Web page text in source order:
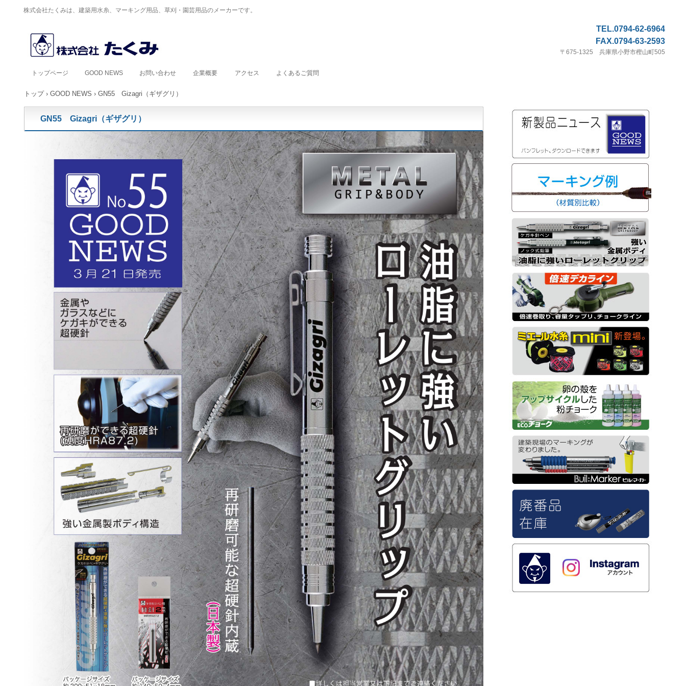
株式会社たくみは、建築用水糸、マーキング用品、草刈・園芸用品のメーカーです。
TEL.0794-62-6964
FAX.0794-63-2593
〒675-1325 兵庫県小野市樫山町505
トップページ GOOD NEWS お問い合わせ 企業概要 アクセス よくあるご質問
トップ › GOOD NEWS › GN55 Gizagri（ギザグリ）
GN55 Gizagri（ギザグリ）